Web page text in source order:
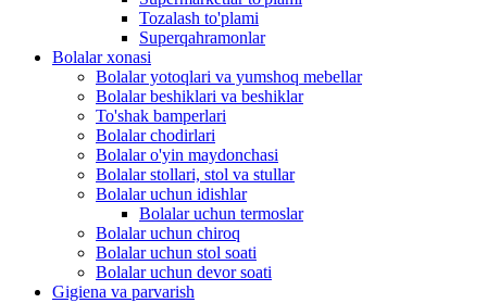
Tozalash to'plami
Superqahramonlar
Bolalar xonasi
Bolalar yotoqlari va yumshoq mebellar
Bolalar beshiklari va beshiklar
To'shak bamperlari
Bolalar chodirlari
Bolalar o'yin maydonchasi
Bolalar stollari, stol va stullar
Bolalar uchun idishlar
Bolalar uchun termoslar
Bolalar uchun chiroq
Bolalar uchun stol soati
Bolalar uchun devor soati
Gigiena va parvarish